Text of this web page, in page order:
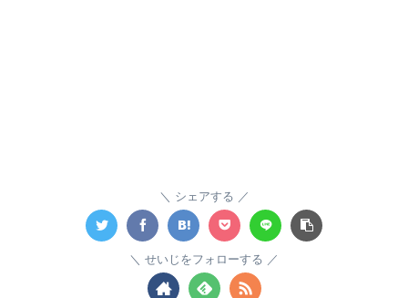
シェアする
せいじをフォローする